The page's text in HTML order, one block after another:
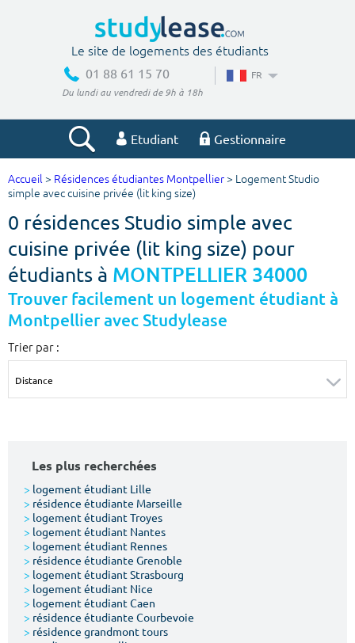
Le site de logements des étudiants
01 88 61 15 70
Du lundi au vendredi de 9h à 18h
FR
Etudiant Gestionnaire
Votre recherche
Ville, école
Budget min
€
Budget max
m² m²
Votre date d'entrée
Chercher
Accueil > Résidences étudiantes Montpellier > Logement Studio
simple avec cuisine privée (lit king size)
0 résidences Studio simple avec
cuisine privée (lit king size) pour
étudiants à MONTPELLIER 34000
Trouver facilement un logement étudiant à
Montpellier avec Studylease
Trier par :
Les plus recherchées
> logement étudiant Lille
> résidence étudiante Marseille
> logement étudiant Troyes
> logement étudiant Nantes
> logement étudiant Rennes
> résidence étudiante Grenoble
> logement étudiant Strasbourg
> logement étudiant Nice
> logement étudiant Caen
> résidence étudiante Courbevoie
> résidence grandmont tours